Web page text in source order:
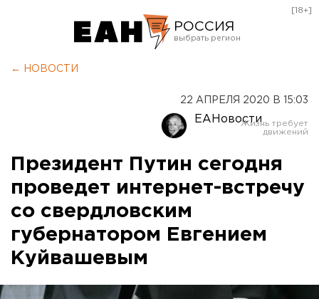
РОССИЯ
Оренбург
[18+]
← НОВОСТИ
22 АПРЕЛЯ 2020 В 15:03
ЕАНовости
Президент Путин сегодня
проведет интернет-встречу
со свердловским
губернатором Евгением
Куйвашевым